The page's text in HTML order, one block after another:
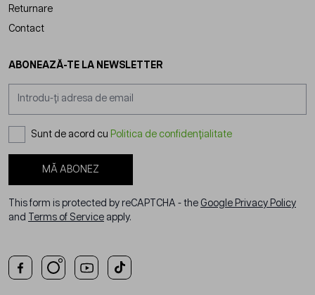
Returnare
Contact
ABONEAZĂ-TE LA NEWSLETTER
Sunt de acord cu Politica de confidențialitate
MĂ ABONEZ
This form is protected by reCAPTCHA - the Google Privacy Policy
and
Terms of Service apply.